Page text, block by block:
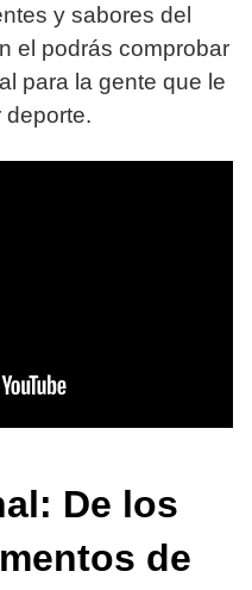
y sabores del
el podrás comprobar
para la gente que le
deporte.
De los
de